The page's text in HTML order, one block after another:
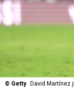
© Getty David Martínez